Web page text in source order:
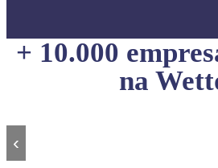
+ 10.000
na
‹